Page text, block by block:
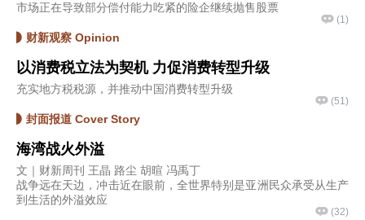
市场正在导致部分偿付能力吃紧的险企继续抛售股票
(1)
财新观察 Opinion
以消费税立法为契机 力促消费转型升级
充实地方税税源，并推动中国消费转型升级
(51)
封面报道 Cover Story
海湾战火外溢
文｜财新周刊 王晶 路尘 胡暄 冯禹丁
战争远在天边，冲击近在眼前，全世界特别是亚洲民众承受从生产
到生活的外溢效应
(32)